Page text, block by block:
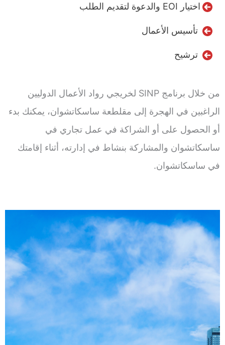
اختيار EOI والدعوة لتقديم الطلب
تأسيس الأعمال
ترشيح
من خلال برنامج SINP لخريجي رواد الأعمال الدوليين
الراغبين في الهجرة إلى مقلطعة ساسكاتشوان، يمكنك بدء
أو الحصول على أو الشراكة في عمل تجاري في
ساسكاتشوان والمشاركة بنشاط في إدارته، أثناء إقامتك
في ساسكاتشوان.